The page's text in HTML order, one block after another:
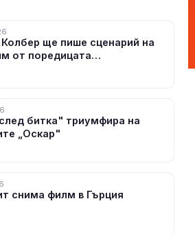
ще пише сценарий на
от поредицата
след битка" триумфира на
„Оскар"
снима филм в Гърция